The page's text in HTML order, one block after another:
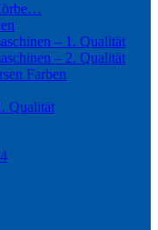
– 1. Qualität
– 2. Qualität
Farben
Qualität